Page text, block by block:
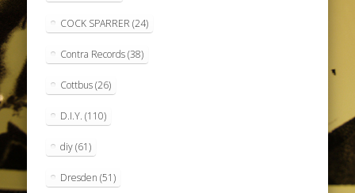
COCK SPARRER (24)
Contra Records(38)
Cottbus(26)
D.I.Y. (110)
diy(61)
Dresden (51)